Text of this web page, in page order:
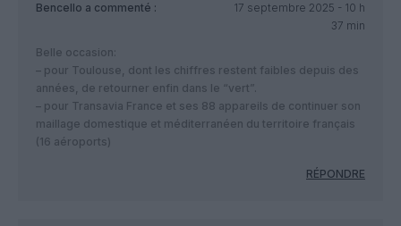
Bencello a commenté :
17 septembre 2025 - 10 h
37 min
Belle occasion:
– pour Toulouse, dont les chiffres restent faibles depuis des
années, de retourner enfin dans le “vert”.
– pour Transavia France et ses 88 appareils de continuer son
maillage domestique et méditerranéen du territoire français
(16 aéroports)
RÉPONDRE